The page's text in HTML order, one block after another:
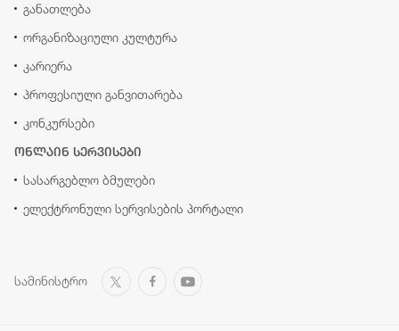
განათლება
ორგანიზაციული კულტურა
კარიერა
პროფესიული განვითარება
კონკურსები
ონლაინ სერვისები
სასარგებლო ბმულები
ელექტრონული სერვისების პორტალი
სამინისტრო